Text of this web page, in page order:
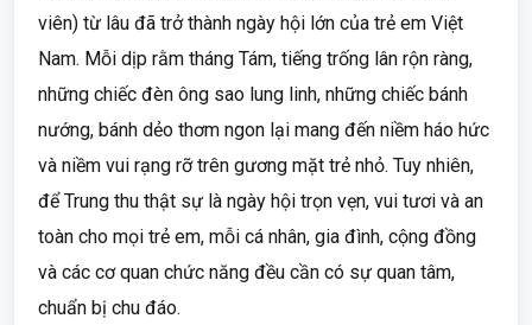
viên) từ lâu đã trở thành ngày hội lớn của trẻ em Việt
Nam. Mỗi dịp rằm tháng Tám, tiếng trống lân rộn ràng,
những chiếc đèn ông sao lung linh, những chiếc bánh
nướng, bánh dẻo thơm ngon lại mang đến niềm háo hức
và niềm vui rạng rỡ trên gương mặt trẻ nhỏ. Tuy nhiên,
để Trung thu thật sự là ngày hội trọn vẹn, vui tươi và an
toàn cho mọi trẻ em, mỗi cá nhân, gia đình, cộng đồng
và các cơ quan chức năng đều cần có sự quan tâm,
chuẩn bị chu đáo.